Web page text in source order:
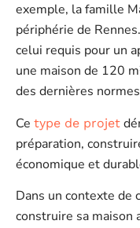
exemple, la famille
périphérie de
celui requis pour un
une maison de 120
des dernières
Ce type de projet
préparation,
économique et
Dans un contexte de
construire sa maison